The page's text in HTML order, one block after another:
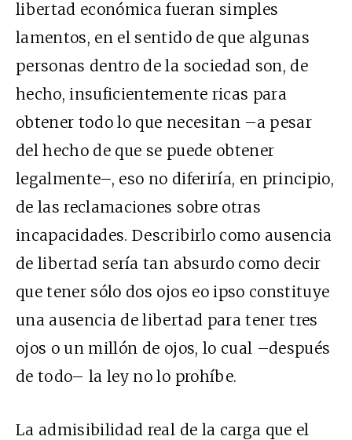
libertad económica fueran simples
lamentos, en el sentido de que algunas
personas dentro de la sociedad son, de
hecho, insuficientemente ricas para
obtener todo lo que necesitan –a pesar
del hecho de que se puede obtener
legalmente–, eso no diferiría, en principio,
de las reclamaciones sobre otras
incapacidades. Describirlo como ausencia
de libertad sería tan absurdo como decir
que tener sólo dos ojos eo ipso constituye
una ausencia de libertad para tener tres
ojos o un millón de ojos, lo cual –después
de todo– la ley no lo prohíbe.
La admisibilidad real de la carga que el